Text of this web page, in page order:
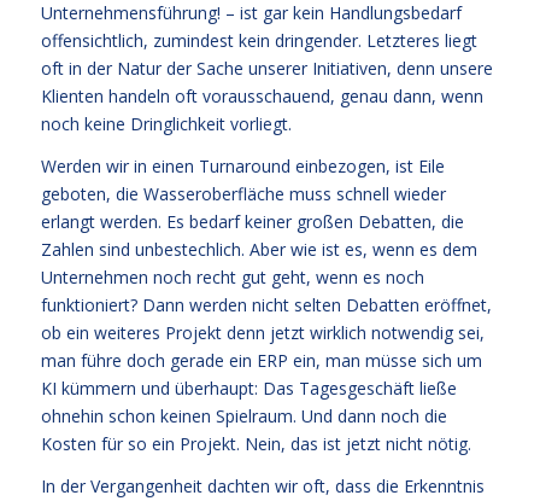
Unternehmensführung! – ist gar kein Handlungsbedarf
offensichtlich, zumindest kein dringender. Letzteres liegt
oft in der Natur der Sache unserer Initiativen, denn unsere
Klienten handeln oft vorausschauend, genau dann, wenn
noch keine Dringlichkeit vorliegt.
Werden wir in einen Turnaround einbezogen, ist Eile
geboten, die Wasseroberfläche muss schnell wieder
erlangt werden. Es bedarf keiner großen Debatten, die
Zahlen sind unbestechlich. Aber wie ist es, wenn es dem
Unternehmen noch recht gut geht, wenn es noch
funktioniert? Dann werden nicht selten Debatten eröffnet,
ob ein weiteres Projekt denn jetzt wirklich notwendig sei,
man führe doch gerade ein ERP ein, man müsse sich um
KI kümmern und überhaupt: Das Tagesgeschäft ließe
ohnehin schon keinen Spielraum. Und dann noch die
Kosten für so ein Projekt. Nein, das ist jetzt nicht nötig.
In der Vergangenheit dachten wir oft, dass die Erkenntnis